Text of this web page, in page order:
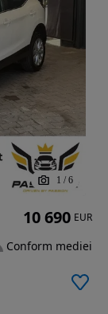
1 / 6
10 690 EUR
Conform mediei